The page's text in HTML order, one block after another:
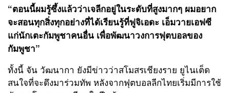
“ตอนนี้ผมรู้ซึ้งแล้วว่าเจลีกอยู่ในระดับที่สูงมากๆ ผมอยาก
จะสอนทุกสิ่งทุกอย่างที่ได้เรียนรู้ที่ฟูจิเอดะ เอ็มวายเอฟซี
แก่นักเตะกัมพูชาคนอื่น เพื่อพัฒนาวงการฟุตบอลของ
กัมพูชา”
ทั้งนี้ จัน วัฒนากา ยังมีข่าวว่าสโมสรเชียงราย ยูไนเต็ด
สนใจที่จะดึงมาร่วมทัพ หลังจากฟุตบอลลีกไทยเริ่มมีการใช้